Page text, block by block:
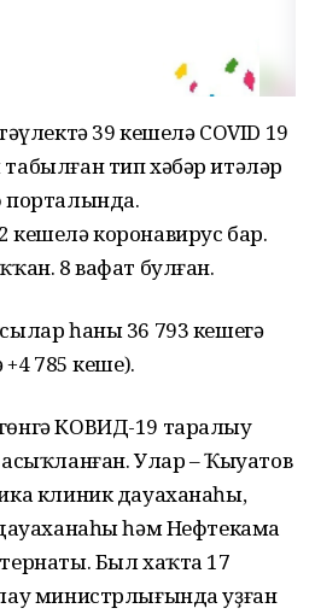
39 кешелә COVID 19
тип хәбәр итәләр
порталында.
коронавирус бар.
8 вафат булған.
һаны 36 793 кешегә
+4 785 кеше).
КОВИД-19 таралыу
Улар – Ҡыуатов
клиник дауаханаһы,
һәм Нефтекама
Был хаҡта 17
министрлығында уҙған